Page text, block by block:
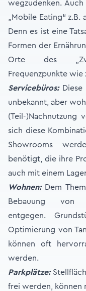
wegzudenken.
„Mobile Eating“
Denn es ist eine
Formen der
Orte des
Frequenzpunkte wie
Servicebüros:Diese
unbekannt, aber
(Teil-)Nachnutzung
sich diese
Showrooms
benötigt, die ihre
auch mit einem
Wohnen:Dem
Bebauung von
entgegen.
Optimierung von
können oft
werden.
Parkplätze:
frei werden, können